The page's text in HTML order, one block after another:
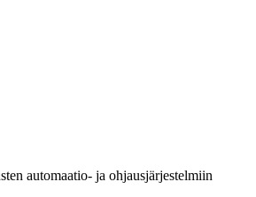
automaatio- ja ohjausjärjestelmiin